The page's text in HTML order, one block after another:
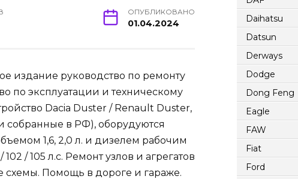
ОПУБЛИКОВАНО
01.04.2024
издание руководство по ремонту
по эксплуатации и техническому
Dacia Duster / Renault Duster,
собранные в РФ), оборудуются
1,6, 2,0 л. и дизелем рабочим
/ 105 л.с. Ремонт узлов и агрегатов
схемы. Помощь в дороге и гараже.
Daihatsu
Datsun
Derways
Dodge
Dong Feng
Eagle
FAW
Fiat
Ford